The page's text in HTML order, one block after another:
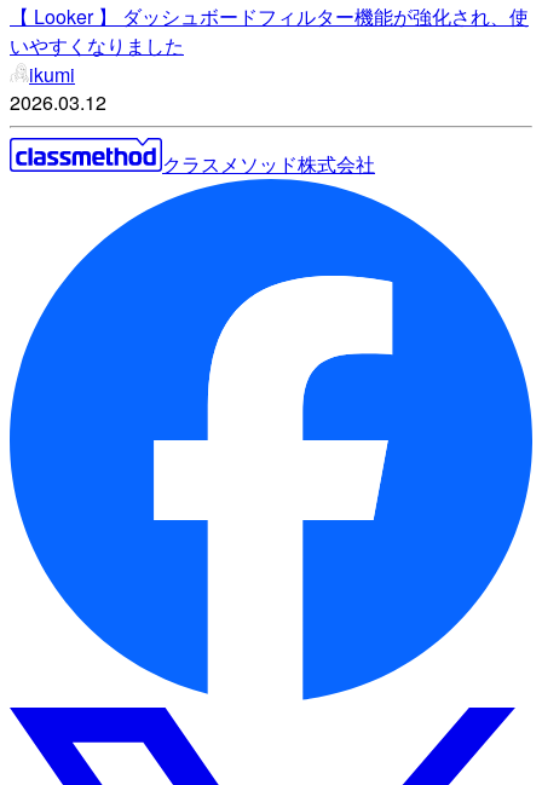
【 Looker 】 ダッシュボードフィルター機能が強化され、使
いやすくなりました
ikumi
2026.03.12
クラスメソッド株式会社